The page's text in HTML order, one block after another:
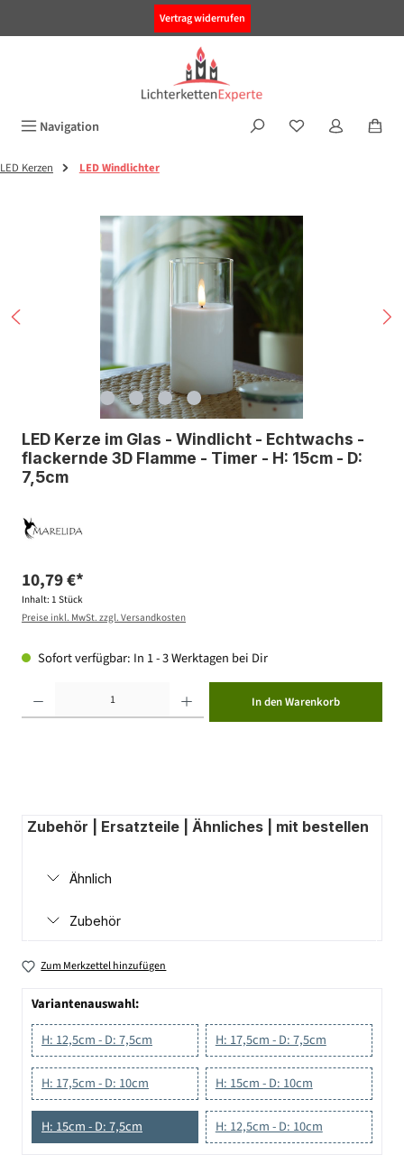
Vertrag widerrufen
Navigation
LED Kerzen LED Windlichter
Bildergalerie überspringen
LED Kerze im Glas - Windlicht - Echtwachs -
flackernde 3D Flamme - Timer - H: 15cm - D:
7,5cm
10,79 €*
Inhalt: 1 Stück
Preise inkl. MwSt. zzgl. Versandkosten
Sofort verfügbar: In 1 - 3 Werktagen bei Dir
In den Warenkorb
Zubehör | Ersatzteile | Ähnliches | mit bestellen
Ähnlich
Zubehör
Zum Merkzettel hinzufügen
Variantenauswahl:
H: 12,5cm - D: 7,5cm
H: 17,5cm - D: 7,5cm
H: 17,5cm - D: 10cm H: 15cm - D: 10cm
H: 15cm - D: 7,5cm H: 12,5cm - D: 10cm